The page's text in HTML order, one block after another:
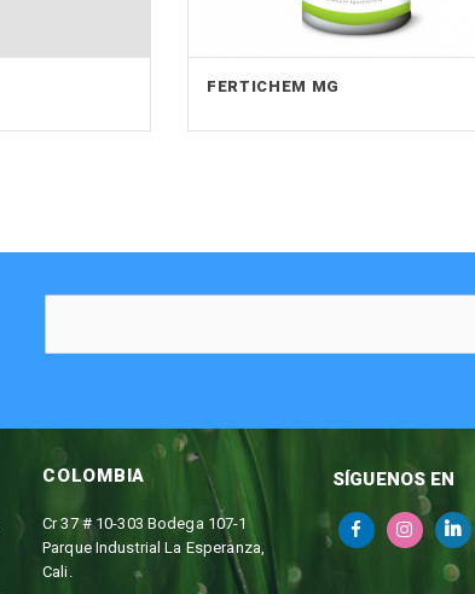
FERTICHEM MG
COLOMBIA
Cr 37 # 10-303 Bodega 107-1
Parque Industrial La Esperanza,
Cali.
SÍGUENOS EN